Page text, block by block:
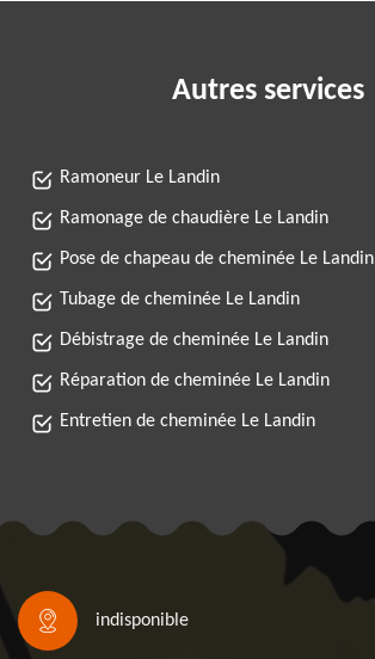
Autres services
Ramoneur Le Landin
Ramonage de chaudière Le Landin
Pose de chapeau de cheminée Le Landin
Tubage de cheminée Le Landin
Débistrage de cheminée Le Landin
Réparation de cheminée Le Landin
Entretien de cheminée Le Landin
indisponible